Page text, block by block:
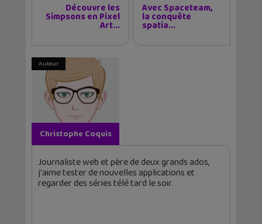
Découvre les
Simpsons en Pixel
Art...
Avec Spaceteam,
la conquête
spatia...
Auteur
Christophe Coquis
Journaliste web et père de deux grands ados,
j'aime tester de nouvelles applications et
regarder des séries télé tard le soir.